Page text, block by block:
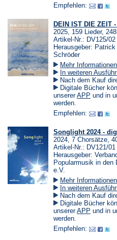
neuen
Empfehlen:
DEIN IST DIE ZEIT
2025, 159 Lieder,
Artikel-Nr.: DV125/02
Herausgeber:
Schröder
Mehr
In weiteren
Nach dem Kauf
Digitale Bücher
unsererAPP (Öffnet
neuen
und in
werden.
Empfehlen:
Songlight 2024 -
2024, 7 Chorsätze,
Artikel-Nr.: DV121/01
Herausgeber:
Popularmusik in den
e.V.
Mehr
In weiteren
Nach dem Kauf
Digitale Bücher
unsererAPP (Öffnet
neuen
und in
werden.
Empfehlen: